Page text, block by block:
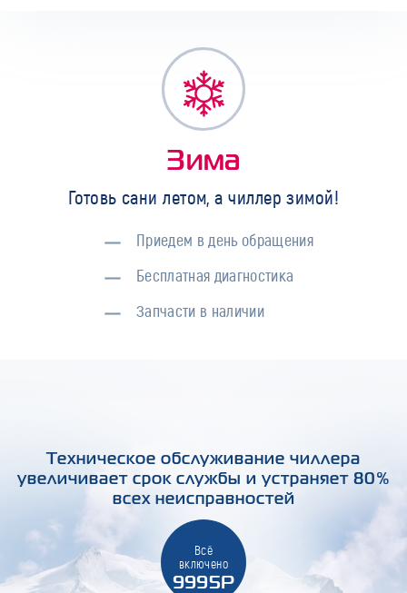
Зима
Готовь сани летом, а чиллер зимой!
Приедем в день обращения
Бесплатная диагностика
Запчасти в наличии
Техническое обслуживание чиллера
увеличивает срок службы и устраняет 80%
всех неисправностей
Всё
включено
9995Р